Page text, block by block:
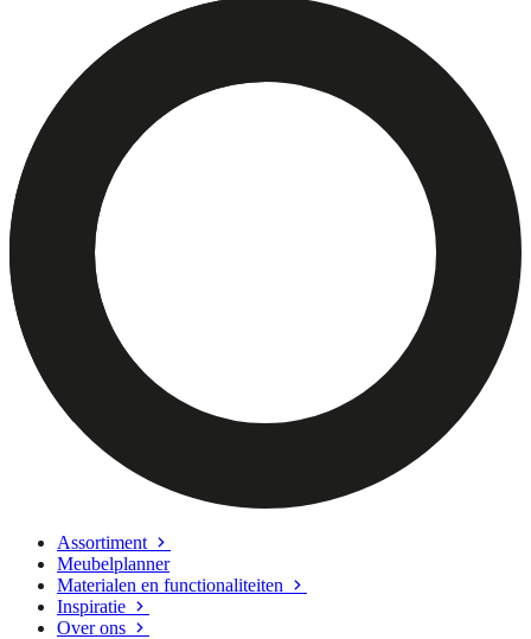
Assortiment
Meubelplanner
Materialen en functionaliteiten
Inspiratie
Over ons